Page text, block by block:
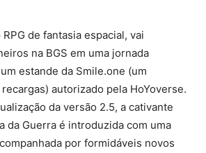
de fantasia espacial, vai
na BGS em uma jornada
estande da Smile.one (um
autorizado pela HoYoverse.
da versão 2.5, a cativante
da Guerra é introduzida com uma
por formidáveis novos